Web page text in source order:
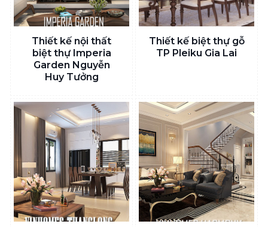
Thiết kế nội thất
biệt thự Imperia
Garden Nguyễn
Huy Tưởng
Thiết kế biệt thự gỗ
TP Pleiku Gia Lai